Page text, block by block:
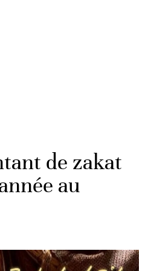
de zakat
au